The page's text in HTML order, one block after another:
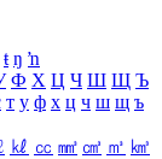
ŧ ŋ ŉ
Ф Х Ц Ч Ш Щ Ъ
т у ф х ц ч ш щ ъ
㎘ ㏄ ㎣ ㎤ ㎥ ㎦